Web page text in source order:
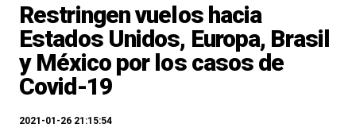
Restringen vuelos hacia
Estados Unidos, Europa, Brasil
y México por los casos de
Covid-19
2021-01-26 21:15:54